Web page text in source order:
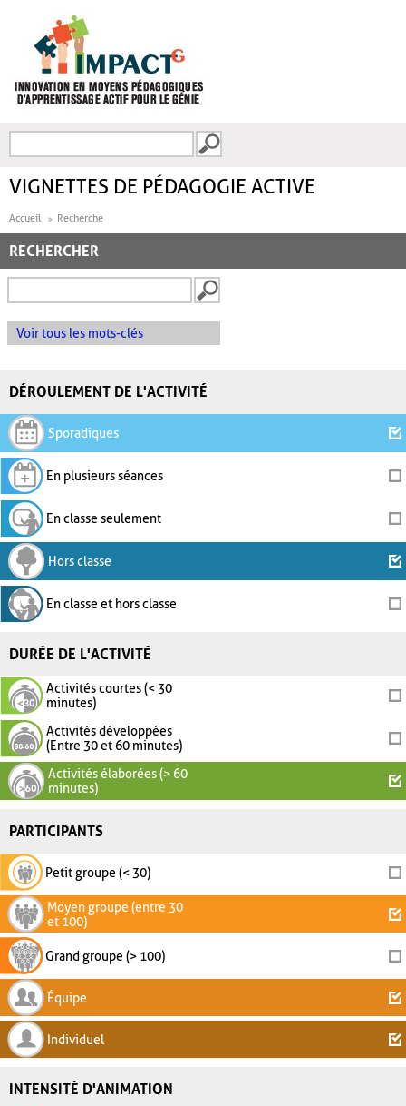
FORMULAIRE DE
VIGNETTES DE PÉDAGOGIE ACTIVE
Accueil Recherche
RECHERCHER
Voir tous les mots-clés
DÉROULEMENT DE L'ACTIVITÉ
Sporadiques
En plusieurs séances
En classe seulement
Hors classe
En classe et hors classe
DURÉE DE L'ACTIVITÉ
Activités courtes (< 30
minutes)
Activités développées
(Entre 30 et 60 minutes)
Activités élaborées (> 60
minutes)
PARTICIPANTS
Petit groupe (< 30)
Moyen groupe (entre 30
et 100)
Grand groupe (> 100)
Équipe
Individuel
INTENSITÉ D'ANIMATION